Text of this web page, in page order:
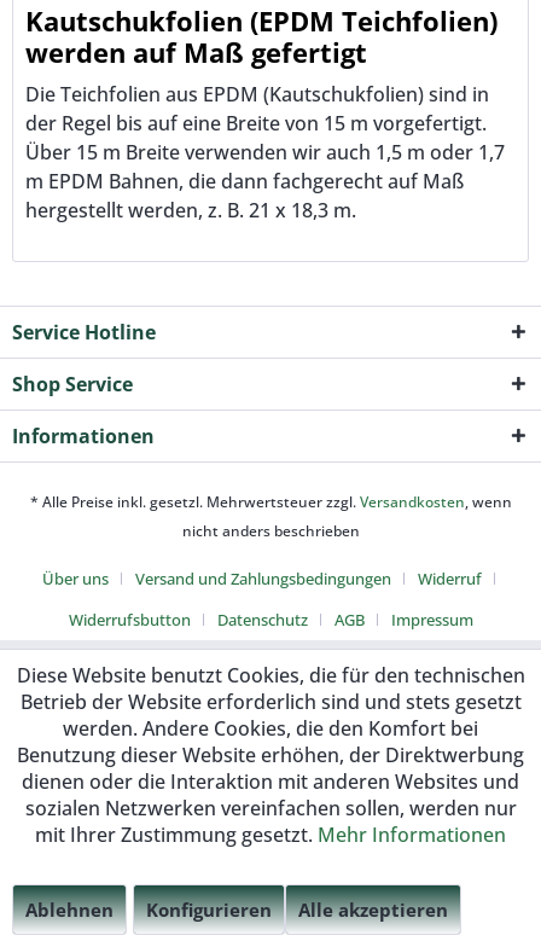
Kautschukfolien (EPDM Teichfolien)
werden auf Maß gefertigt
Die Teichfolien aus EPDM (Kautschukfolien) sind in
der Regel bis auf eine Breite von 15 m vorgefertigt.
Über 15 m Breite verwenden wir auch 1,5 m oder 1,7
m EPDM Bahnen, die dann fachgerecht auf Maß
hergestellt werden, z. B. 21 x 18,3 m.
Service Hotline
Shop Service
Informationen
* Alle Preise inkl. gesetzl. Mehrwertsteuer zzgl.Versandkosten, wenn
nicht anders beschrieben
Über uns Versand und Zahlungsbedingungen
Widerruf
Widerrufsbutton
Datenschutz AGB Impressum
Diese Website benutzt Cookies, die für den technischen
Betrieb der Website erforderlich sind und stets gesetzt
werden. Andere Cookies, die den Komfort bei
Benutzung dieser Website erhöhen, der Direktwerbung
dienen oder die Interaktion mit anderen Websites und
sozialen Netzwerken vereinfachen sollen, werden nur
mit Ihrer Zustimmung gesetzt. Mehr Informationen
Ablehnen Konfigurieren Alle akzeptieren